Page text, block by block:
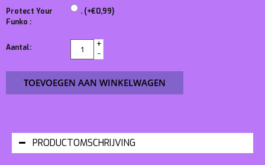
Protect Your
Funko :
. (+€0,99)
Aantal:
+
-
TOEVOEGEN AAN WINKELWAGEN
PRODUCTOMSCHRIJVING